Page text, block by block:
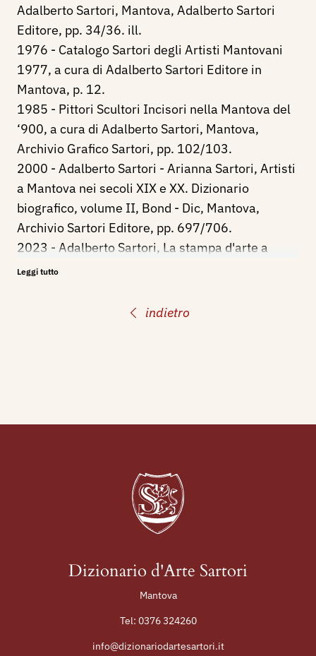
indietro
Adalberto Sartori, Mantova, Adalberto Sartori
Editore, pp. 34/36. ill.
1976 - Catalogo Sartori degli Artisti Mantovani
1977, a cura di Adalberto Sartori Editore in
Mantova, p. 12.
1985 - Pittori Scultori Incisori nella Mantova del
‘900, a cura di Adalberto Sartori, Mantova,
Archivio Grafico Sartori, pp. 102/103.
2000 - Adalberto Sartori - Arianna Sartori, Artisti
a Mantova nei secoli XIX e XX. Dizionario
biografico, volume II, Bond - Dic, Mantova,
Archivio Sartori Editore, pp. 697/706.
2023 - Adalberto Sartori, La stampa d'arte a
Mantova dal 1800 ad oggi, catalogo mostra, Casa
settembre/15 ottobre, Mantova, Archivio Sartori
Leggi tutto
Dizionario d'Arte Sartori
Mantova
Tel: 0376 324260
info@dizionariodartesartori.it